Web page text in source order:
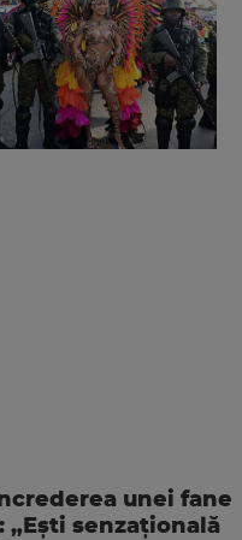
unei fane
„Ești senzațională